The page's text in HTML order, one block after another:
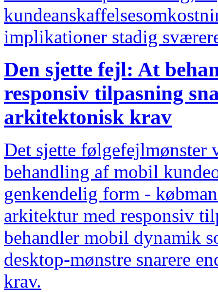
implikationer stadig
Den sjette fejl: At
responsiv tilpasning
arkitektonisk krav
Det sjette følgefejlmønster
behandling af mobil
genkendelig form -
arkitektur med responsiv
behandler mobil dynamik
desktop-mønstre snarere
krav.